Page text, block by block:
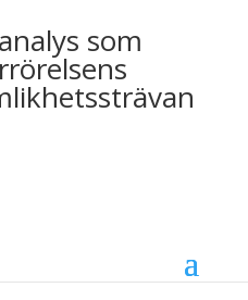
som
och
skolan